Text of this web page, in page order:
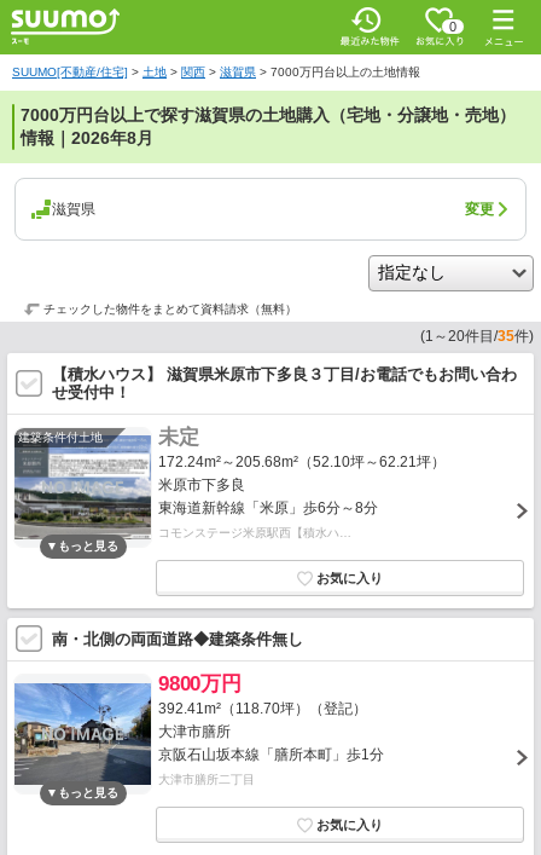
0
SUUMO[不動産/住宅] > 土地 > 関西 > 滋賀県 > 7000万円台以上の土地情報
7000万円台以上で探す滋賀県の土地購入（宅地・分譲地・売地）
情報｜2026年8月
滋賀県 変更
チェックした物件をまとめて資料請求（無料）
(1 ～20件目/35件)
【積水ハウス】 滋賀県米原市下多良３丁目/お電話でもお問い合わ
せ受付中！
建築条件付土地 未定
172.24m²～205.68m²（52.10坪～62.21坪）
米原市下多良
東海道新幹線「米原」歩6分～8分
コモンステージ米原駅西【積水ハ…
南・北側の両面道路◆建築条件無し
9800万円
392.41m²（118.70坪）（登記）
大津市膳所
京阪石山坂本線「膳所本町」歩1分
大津市膳所二丁目